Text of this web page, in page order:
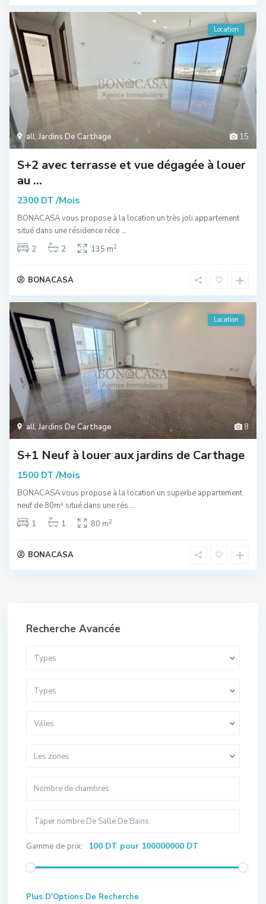
15
all,Jardins De Carthage
Location
S+2 avec terrasse et vue dégagée à louer
au ...
2300 DT /Mois
BONACASA vous propose à la location un très joli appartement
situé dans une résidence réce...
2
2 135 m2
BONACASA
8
all,Jardins De Carthage
Location
S+1 Neuf à louer aux jardins de Carthage
1500 DT /Mois
BONACASA vous propose à la location un superbe appartement
neuf de 80m² situé dans une rés ...
1
1 80 m2
BONACASA
Recherche Avancée
Types
Types
Villes
Les zones
Gamme de prix: 100 DT pour 100000000 DT
Plus D'Options De Recherche